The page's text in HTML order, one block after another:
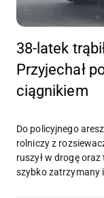
38-latek
Przyjechał
ciągnikiem
Do policyjnego
rolniczy z
ruszył w drogę
szybko zatrzymany